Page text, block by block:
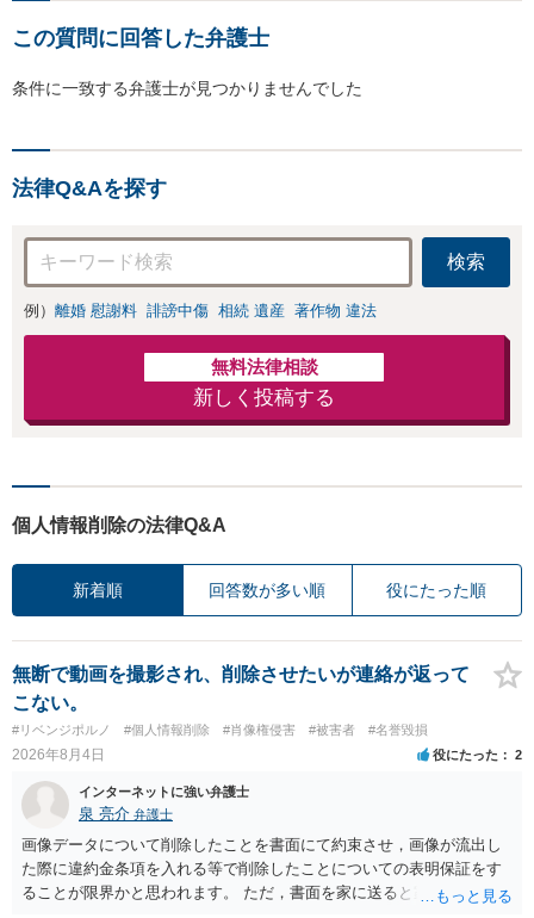
この質問に回答した弁護士
条件に一致する弁護士が見つかりませんでした
法律Q&Aを探す
検索
例） 離婚 慰謝料 誹謗中傷 相続 遺産 著作物 違法
無料法律相談
新しく投稿する
個人情報削除の法律Q&A
新着順 回答数が多い順 役にたった順
無断で動画を撮影され、削除させたいが連絡が返って
こない。
#リベンジポルノ #個人情報削除 #肖像権侵害 #被害者 #名誉毀損
2026年8月4日 役にたった 2
インターネットに強い弁護士
泉 亮介 弁護士
画像データについて削除したことを書面にて約束させ，画像が流出し
た際に違約金条項を入れる等で削除したことについての表明保証をす
ることが限界かと思われます。 ただ，書面を家に送ると家族に不貞行